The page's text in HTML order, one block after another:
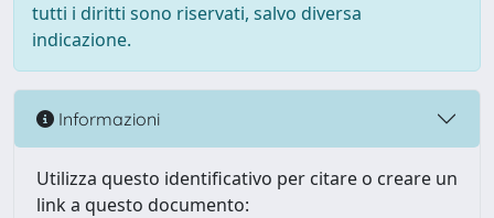
tutti i diritti sono riservati, salvo diversa
indicazione.
Informazioni
Utilizza questo identificativo per citare o creare un
link a questo documento: